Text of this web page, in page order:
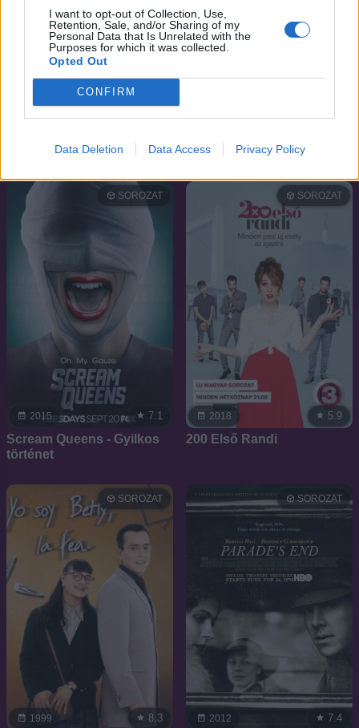
I want to opt-out of Collection, Use,
Retention, Sale, and/or Sharing of my
Personal Data that Is Unrelated with the
Purposes for which it was collected.
Opted Out
CONFIRM
Data Deletion Data Access Privacy Policy
Végtelen szerelem 2014 Iffet
2015
SOROZAT
7.1
Scream Queens - Gyilkos
történet
2018
SOROZAT
5.9
200 Első Randi
1999
SOROZAT
8.3 2012
SOROZAT
7.4